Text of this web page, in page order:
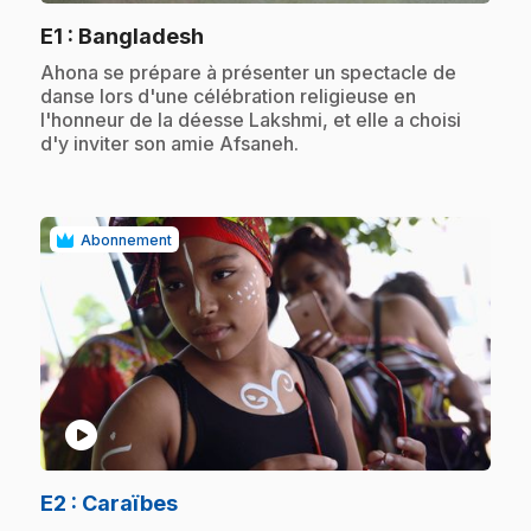
E1 : Bangladesh
.Ahona se prépare à présenter un spectacle de
danse lors d'une célébration religieuse en
l'honneur de la déesse Lakshmi, et elle a choisi
d'y inviter son amie Afsaneh.
Abonnement
play_circle
E2 : Caraïbes.